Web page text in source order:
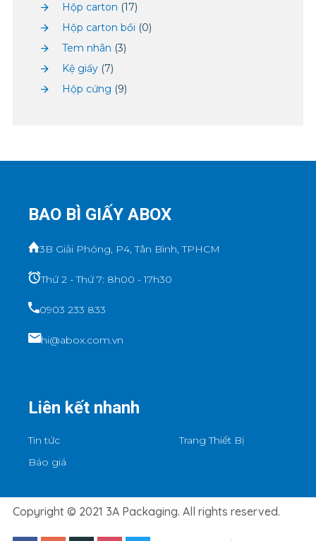
Hộp carton (17)
Hộp carton bồi (0)
Tem nhãn (3)
Kệ giấy (7)
Hộp cứng (9)
BAO BÌ GIẤY ABOX
3B Giải Phóng, P4, Tân Bình, TPHCM
Thứ 2 - Thứ 7: 8h00 - 17h30
0903 233 833
hi@abox.com.vn
Liên kết nhanh
Tin tức
Trang Thiết Bị
Báo giá
Copyright © 2021 3A Packaging. All rights reserved.